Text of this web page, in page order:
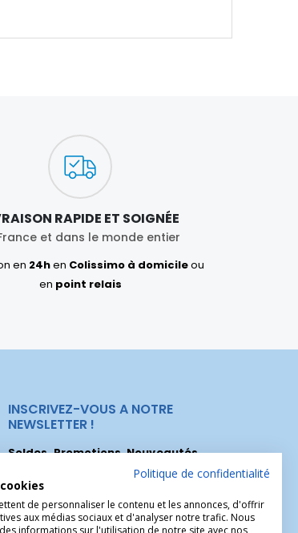
RAPIDE ET SOIGNÉE
et dans le monde entier
en 24hen Colissimo à domicileou
en point relais
INSCRIVEZ-VOUS A NOTRE
NEWSLETTER !
Soldes, Promotions, Nouveautés...
Inscrivez-vous maintenant pour recevoir
nos meilleures offres.
Politique de confidentialité
de personnaliser le contenu et les annonces, d'offrir
aux médias sociaux et d'analyser notre trafic. Nous
informations sur l'utilisation de notre site avec nos